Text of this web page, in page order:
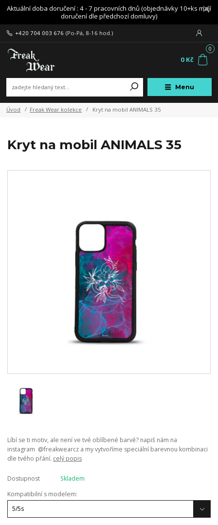
Aktuální doba doručení : 4 - 7 pracovních dnů (objednávky 10+ks mají
doručení dle předchozí domluvy)
Menu
+420 704 003 676 (Po-Pá, 8-16 hod.)
0
0 Kč
Úvod Freak Wear kolekce Kryt na mobil ANIMALS 35
Kryt na mobil ANIMALS 35
Líbí se ti motiv, ale není ve tvé oblíbené barvě? napiš nám na
instagram @freakwearcz a my vytvoříme speciální barevnou kombinaci
dle tvého přání. celý popis
Dostupnost
Skladem
Kompatibilní s modelem: